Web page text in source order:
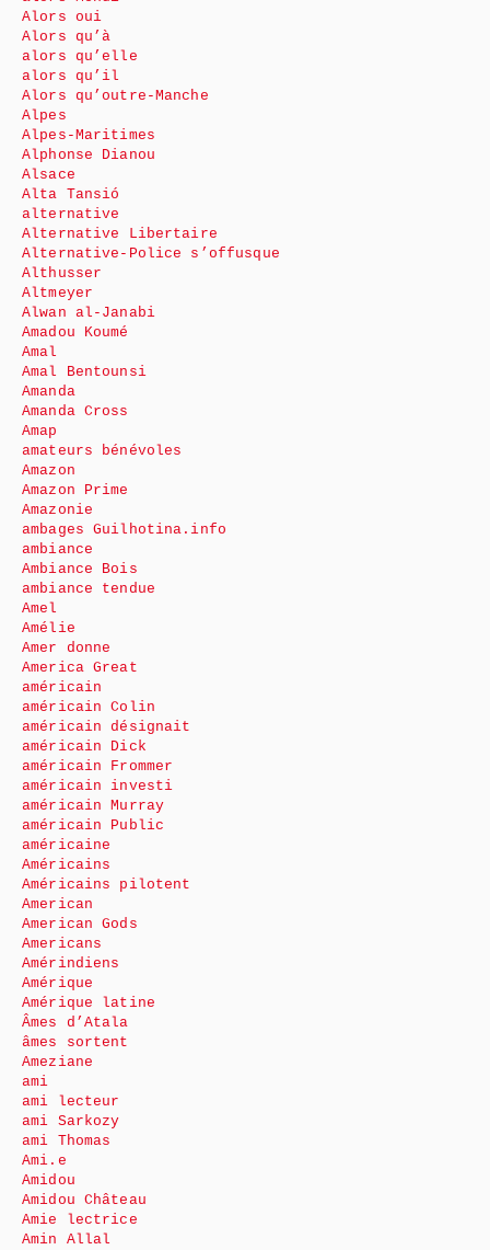
Alors oui
Alors qu’à
alors qu’elle
alors qu’il
Alors qu’outre-Manche
Alpes
Alpes-Maritimes
Alphonse Dianou
Alsace
Alta Tansió
alternative
Alternative Libertaire
Alternative-Police s’offusque
Althusser
Altmeyer
Alwan al-Janabi
Amadou Koumé
Amal
Amal Bentounsi
Amanda
Amanda Cross
Amap
amateurs bénévoles
Amazon
Amazon Prime
Amazonie
ambages Guilhotina.info
ambiance
Ambiance Bois
ambiance tendue
Amel
Amélie
Amer donne
America Great
américain
américain Colin
américain désignait
américain Dick
américain Frommer
américain investi
américain Murray
américain Public
américaine
Américains
Américains pilotent
American
American Gods
Americans
Amérindiens
Amérique
Amérique latine
Âmes d’Atala
âmes sortent
Ameziane
ami
ami lecteur
ami Sarkozy
ami Thomas
Ami.e
Amidou
Amidou Château
Amie lectrice
Amin Allal